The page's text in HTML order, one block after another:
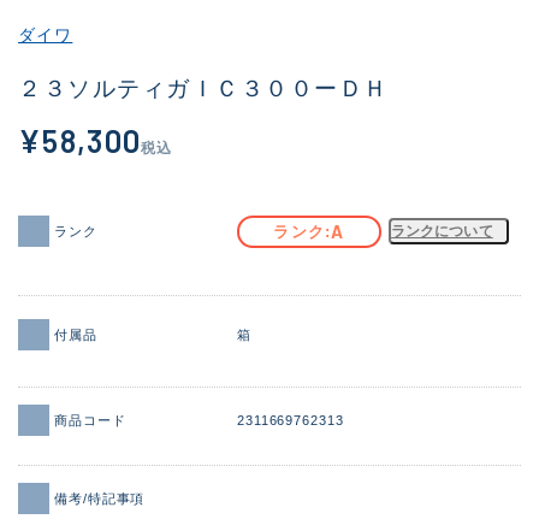
その他
新商品 (1871)
価格
ダイワ
２３ソルティガＩＣ３００ーＤＨ
¥58,300税込
ランク ランク A ランクについて
付属品 箱
商品コード 2311669762313
備考/特記事項